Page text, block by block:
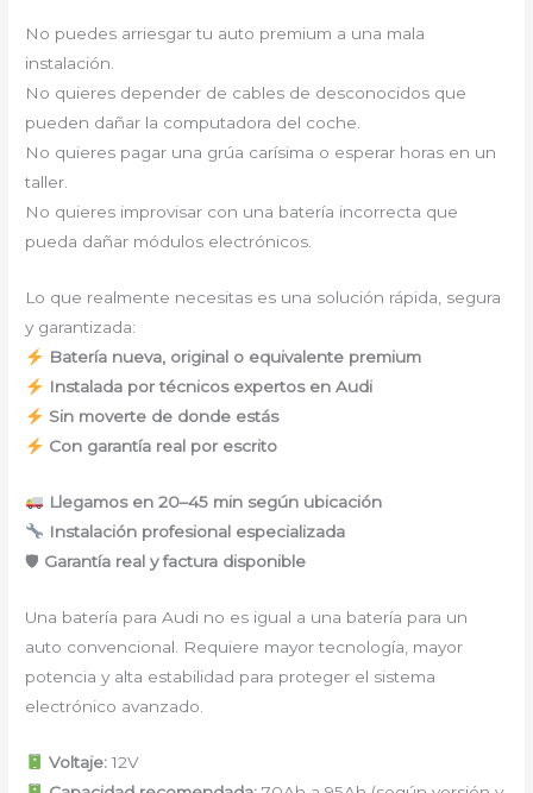
No puedes arriesgar tu auto premium a una mala
instalación.
No quieres depender de cables de desconocidos que
pueden dañar la computadora del coche.
No quieres pagar una grúa carísima o esperar horas en un
taller.
No quieres improvisar con una batería incorrecta que
pueda dañar módulos electrónicos.
Lo que realmente necesitas es una solución rápida, segura
y garantizada:
Batería nueva, original o equivalente premium
Instalada por técnicos expertos en Audi
Sin moverte de donde estás
Con garantía real por escrito
Llegamos en 20–45 min según ubicación
Instalación profesional especializada
🛡 Garantía real y factura disponible
Una batería para Audi no es igual a una batería para un
auto convencional. Requiere mayor tecnología, mayor
potencia y alta estabilidad para proteger el sistema
electrónico avanzado.
Voltaje:12V